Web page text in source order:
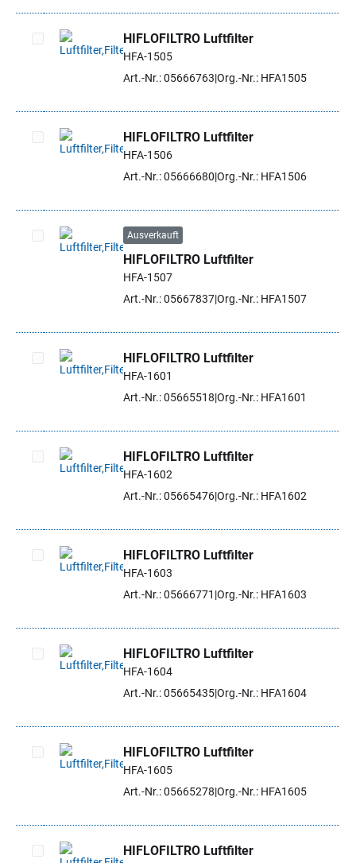
Artikel auswählen
HIFLOFILTRO Luftfilter
HFA-1505
Art.-Nr.: 05666763 Org.-Nr.: HFA1505
Artikel auswählen
HIFLOFILTRO Luftfilter
HFA-1506
Art.-Nr.: 05666680 Org.-Nr.: HFA1506
Artikel auswählen
Ausverkauft
HIFLOFILTRO Luftfilter
HFA-1507
Art.-Nr.: 05667837Org.-Nr.: HFA1507
Artikel auswählen
HIFLOFILTRO Luftfilter
HFA-1601
Art.-Nr.: 05665518 Org.-Nr.: HFA1601
Artikel auswählen
HIFLOFILTRO Luftfilter
HFA-1602
Art.-Nr.: 05665476Org.-Nr.: HFA1602
Artikel auswählen
HIFLOFILTRO Luftfilter
HFA-1603
Art.-Nr.: 05666771 Org.-Nr.: HFA1603
Artikel auswählen
HIFLOFILTRO Luftfilter
HFA-1604
Art.-Nr.: 05665435Org.-Nr.: HFA1604
Artikel auswählen
HIFLOFILTRO Luftfilter
HFA-1605
Art.-Nr.: 05665278 Org.-Nr.: HFA1605
HIFLOFILTRO Luftfilter